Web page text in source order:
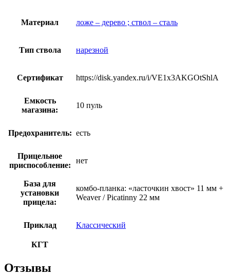
Материал ложе – дерево ; ствол – сталь
Тип ствола нарезной
Сертификат https://disk.yandex.ru/i/VE1x3AKGOtShlA
Емкость
магазина:
10 пуль
Предохранитель: есть
Прицельное
приспособление:
нет
База для
установки
прицела:
комбо-планка: «ласточкин хвост» 11 мм +
Weaver / Picatinny 22 мм
Приклад Классический
КГТ
Отзывы